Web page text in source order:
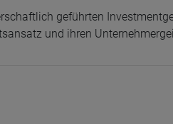
geführten
und ihren